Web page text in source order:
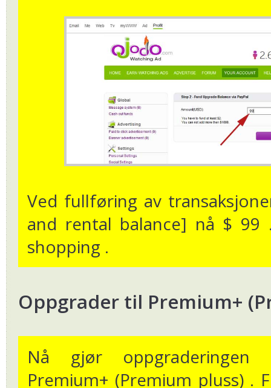
Ved fullføring av
and rental balance] nå $
shopping .
Oppgrader til Premium+
Nå gjør oppgraderingen
Premium+ (Premium pluss) .